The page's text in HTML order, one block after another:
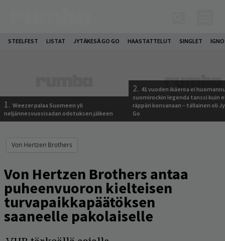
STEELFEST LISTAT JYTÄKESÄ GO GO HAASTATTELUT SINGLET
1. Weezer palaa Suomeen yli
neljännesvuosisadan odotuksen jälkeen
2. 41 vuoden ikäeroa ei
suomirockin legenda tanssi kuin
räppäri konsanaan – tällainen oli
Go
Von Hertzen Brothers
Von Hertzen Brothers antaa
puheenvuoron kielteisen
turvapaikkapäätöksen
saaneelle pakolaiselle